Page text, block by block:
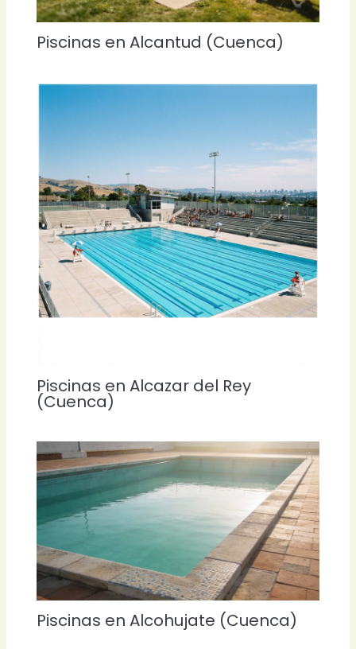
Piscinas en Alcantud (Cuenca)
Piscinas en Alcazar del Rey
(Cuenca)
Piscinas en Alcohujate (Cuenca)